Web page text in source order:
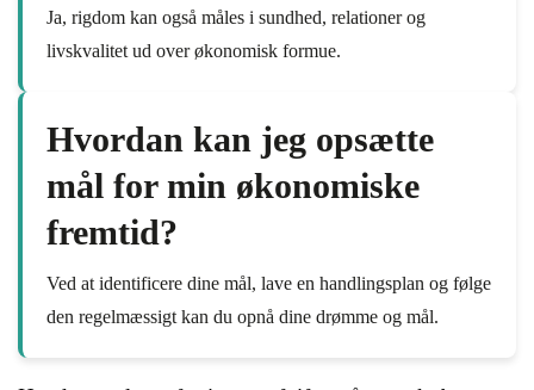
Ja, rigdom kan også måles i sundhed, relationer og
livskvalitet ud over økonomisk formue.
Hvordan kan jeg opsætte
mål for min økonomiske
fremtid?
Ved at identificere dine mål, lave en handlingsplan og følge
den regelmæssigt kan du opnå dine drømme og mål.